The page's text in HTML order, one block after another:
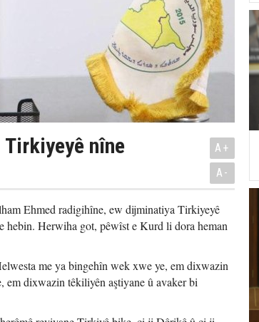
nîne
A+
A-
Ehmed radigihîne, ew dijminatiya Tirkiyeyê
Herwiha got, pêwîst e Kurd li dora heman
me ya bingehîn wek xwe ye, em dixwazin
dixwazin têkiliyên aştiyane û avaker bi